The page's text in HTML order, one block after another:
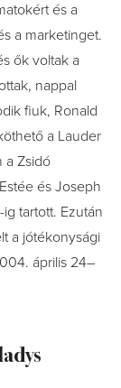
és a
a marketinget.
ők voltak a
nappal
fiuk, Ronald
a Lauder
a Zsidó
és Joseph
tartott. Ezután
a jótékonysági
április 24–